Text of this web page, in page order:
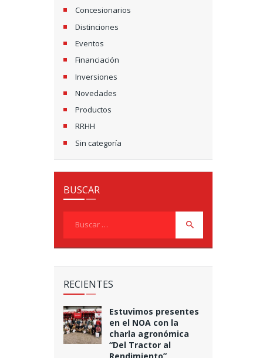
Concesionarios
Distinciones
Eventos
Financiación
Inversiones
Novedades
Productos
RRHH
Sin categoría
BUSCAR
RECIENTES
Estuvimos presentes
en el NOA con la
charla agronómica
“Del Tractor al